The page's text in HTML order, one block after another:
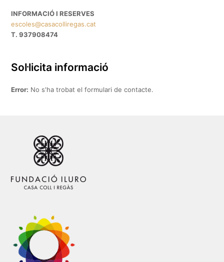
INFORMACIÓ I RESERVES
escoles@casacolliregas.cat
T. 937908474
Sol·licita informació
Error: No s'ha trobat el formulari de contacte.